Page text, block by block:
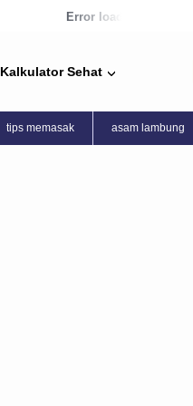
Error loading news
Kalkulator Sehat
tips memasak asam lambung